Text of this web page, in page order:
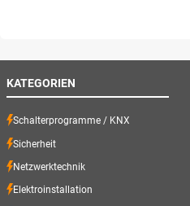
KATEGORIEN
Schalterprogramme / KNX
Sicherheit
Netzwerktechnik
Elektroinstallation